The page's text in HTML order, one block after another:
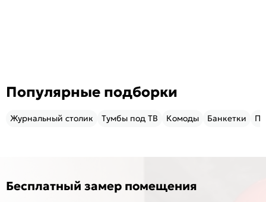
Популярные подборки
Журнальный столик Тумбы под ТВ Комоды Банкетки
Бесплатный замер помещения